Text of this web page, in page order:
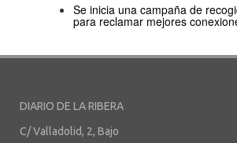
Se inicia una campaña de
para reclamar mejores
DIARIO DE LA RIBERA
C/ Valladolid, 2, Bajo